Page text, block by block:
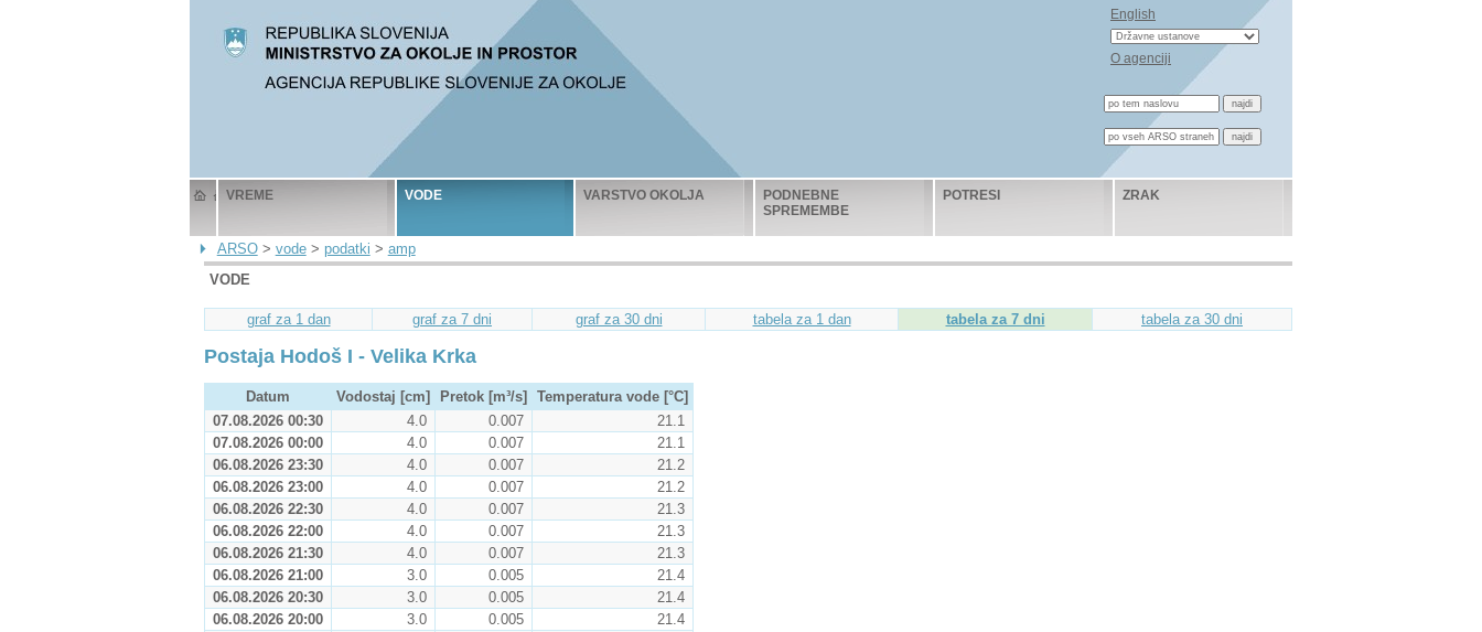
English
O agenciji
VREME VODE VARSTVO OKOLJA
PODNEBNE
SPREMEMBE
POTRESI ZRAK
ARSO> vode> podatki > amp
VODE
graf za 1 dan graf za 7 dni graf za 30 dni tabela za 1 dan tabela za 7 dni tabela za 30 dni
Postaja Hodoš I - Velika Krka
Datum Vodostaj [cm] Pretok [m³/s]
Temperatura vode [°C]
07.08.2026 00:30
4.0 0.007
21.1
07.08.2026 00:00
4.0 0.007
21.1
06.08.2026 23:30
4.0 0.007
21.2
06.08.2026 23:00
4.0 0.007
21.2
06.08.2026 22:30
4.0 0.007
21.3
06.08.2026 22:00
4.0 0.007
21.3
06.08.2026 21:30
4.0 0.007
21.3
06.08.2026 21:00
3.0 0.005
21.4
06.08.2026 20:30
3.0 0.005
21.4
06.08.2026 20:00
3.0 0.005
21.4